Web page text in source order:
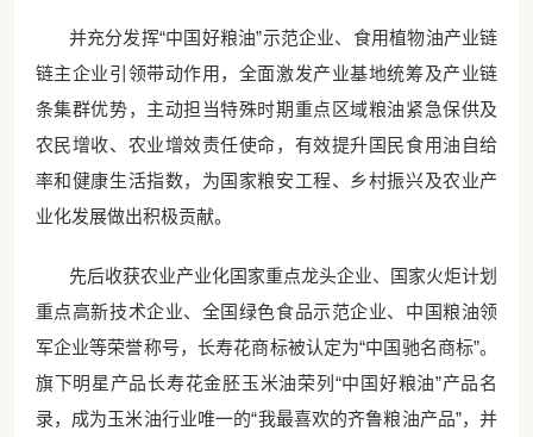
并充分发挥“中国好粮油”示范企业、食用植物油产业链
链主企业引领带动作用，全面激发产业基地统筹及产业链
条集群优势，主动担当特殊时期重点区域粮油紧急保供及
农民增收、农业增效责任使命，有效提升国民食用油自给
率和健康生活指数，为国家粮安工程、乡村振兴及农业产
业化发展做出积极贡献。
先后收获农业产业化国家重点龙头企业、国家火炬计划
重点高新技术企业、全国绿色食品示范企业、中国粮油领
军企业等荣誉称号，长寿花商标被认定为“中国驰名商标”。
旗下明星产品长寿花金胚玉米油荣列“中国好粮油”产品名
录，成为玉米油行业唯一的“我最喜欢的齐鲁粮油产品”，并